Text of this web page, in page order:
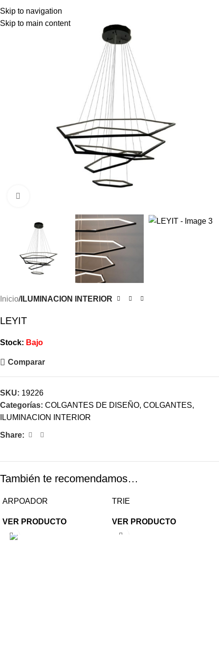
Skip to navigation
Skip to main content
Inicio ILUMINACION INTERIOR
LEYIT
Stock: Bajo
Comparar
SKU: 19226
Categorías: COLGANTES DE DISEÑO, COLGANTES,
ILUMINACION INTERIOR
Share:
También te recomendamos…
ARPOADOR
VER PRODUCTO
TRIE
VER PRODUCTO